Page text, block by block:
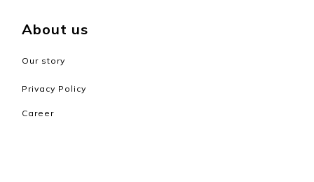
About us
Our story
Privacy Policy
Career